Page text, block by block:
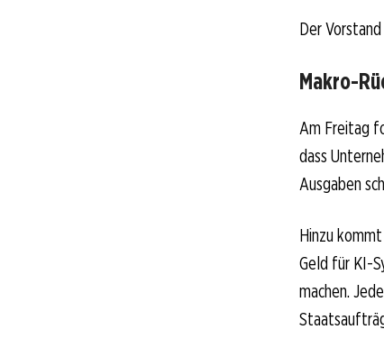
Der
Makro-
Am Freitag
dass
Ausgaben
Hinzu
Geld für KI-
machen.